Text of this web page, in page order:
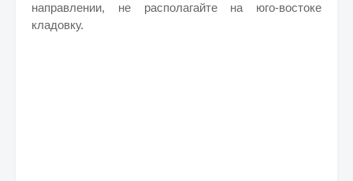
направлении, не располагайте на юго-востоке
кладовку.